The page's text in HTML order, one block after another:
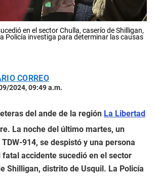
en el sector Chulla, caserío de Shilligan,
Policía investiga para determinar las causas
CORREO
2024, 09:49 a.m.
del ande de la región La Libertad
La noche del último martes, un
914, se despistó y una persona
fatal accidente sucedió en el sector
Shilligan, distrito de Usquil. La Policía